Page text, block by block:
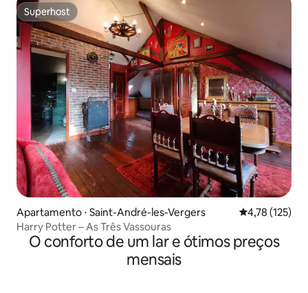
Superhost
Superhost
Apartamento ⋅ Saint-André-les-Vergers 4,78 de uma
4,78 (125)
Harry Potter – As Três Vassouras
O conforto de um lar e ótimos preços
mensais